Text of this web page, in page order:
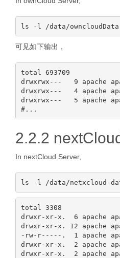
可见如下输出，
total 693709
drwxrwx---   9 apache
drwxrwx---   4 apache
drwxrwx---   5 apache
2.2.2
In nextCloud Server,
total 3308
drwxr-xr-x.  6 apache
drwxr-xr-x. 12 apache
-rw-r-----.  1 apache
drwxr-xr-x.  2 apache
drwxr-xr-x.  2 apache